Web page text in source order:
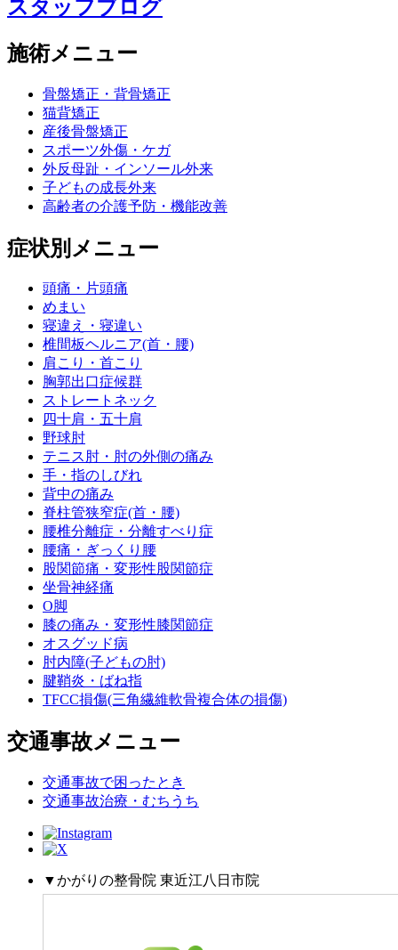
スタッフブログ
施術メニュー
骨盤矯正・背骨矯正
猫背矯正
産後骨盤矯正
スポーツ外傷・ケガ
外反母趾・インソール外来
子どもの成長外来
高齢者の介護予防・機能改善
症状別メニュー
頭痛・片頭痛
めまい
寝違え・寝違い
椎間板ヘルニア(首・腰)
肩こり・首こり
胸郭出口症候群
ストレートネック
四十肩・五十肩
野球肘
テニス肘・肘の外側の痛み
手・指のしびれ
背中の痛み
脊柱管狭窄症(首・腰)
腰椎分離症・分離すべり症
腰痛・ぎっくり腰
股関節痛・変形性股関節症
坐骨神経痛
O脚
膝の痛み・変形性膝関節症
オスグッド病
肘内障(子どもの肘)
腱鞘炎・ばね指
TFCC損傷(三角繊維軟骨複合体の損傷)
交通事故メニュー
交通事故で困ったとき
交通事故治療・むちうち
▼かがりの整骨院 東近江八日市院